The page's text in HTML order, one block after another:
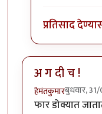
प्रतिसाद
अ ग दी च !
हेमंतकुमारबुधवार,
फार डोक्यात